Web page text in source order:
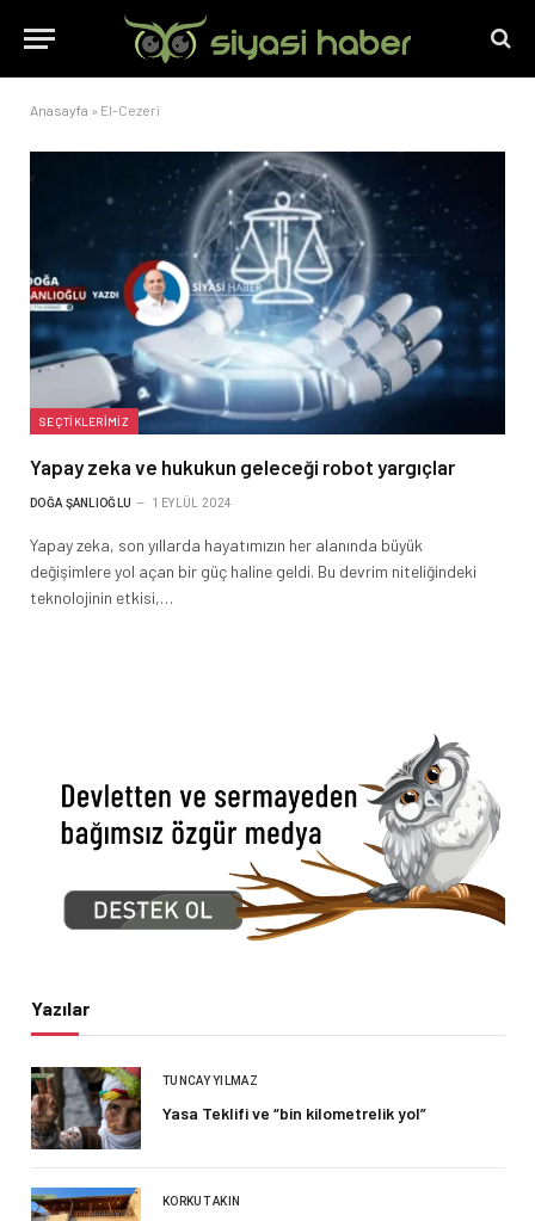
Anasayfa » El-Cezeri
SEÇTIKLERIMIZ
Yapay zeka ve hukukun geleceği robot yargıçlar
DOĞA ŞANLIOĞLU 1 EYLÜL 2024
Yapay zeka, son yıllarda hayatımızın her alanında büyük
değişimlere yol açan bir güç haline geldi. Bu devrim niteliğindeki
teknolojinin etkisi,…
Yazılar
TUNCAY YILMAZ
Yasa Teklifi ve “bin kilometrelik yol”
KORKUT AKIN